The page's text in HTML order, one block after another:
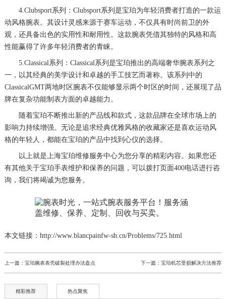
4.Clubsport系列：Clubsport系列是宝珀为年轻消费者打造的一款运
动风格腕表。其设计灵感来源于赛车运动，不仅具有时尚前卫的外
观，还具备出色的实用性和耐用性。这款腕表凭借其独特的风格和高
性能赢得了许多年轻消费者的青睐。
5.Classical系列：Classical系列是宝珀推出的高端奢华腕表系列之
一，以其经典的美学设计和卓越的手工技艺而著称。该系列中的
ClassicalGMT两地时区腕表不仅能够显示两个时区的时间，还展现了品
牌在复杂功能制表方面的卓越能力。
随着宝珀不断推出新的产品线和款式，这款品牌在全球市场上的
影响力持续增强。无论是追求经典优雅风格的收藏家还是喜欢运动风
格的年轻人，都能在宝珀的产品中找到心仪的选择。
以上就是上海宝珀维修服务中心为您分享的精彩内容。如果您还
有其他关于宝珀手表维护和保养的问题，可以拨打页面400电话进行咨
询，我们将竭诚为您服务。
本文链接：http://www.blancpainfw-sh.cn/Problems/725.html
上一篇： 宝珀腕表表壳破裂处理办法盘点 下一篇：宝珀机芯受损解决方法推荐
精彩推荐 热点聚焦